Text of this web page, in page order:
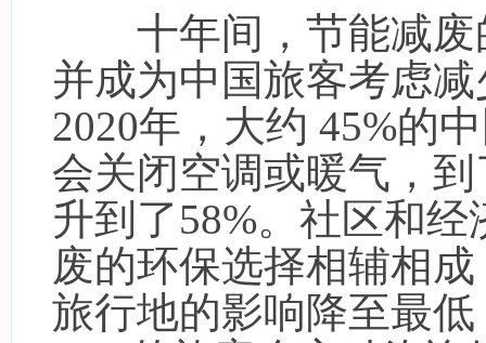
十年间，节能减废
并成为中国旅客考虑
2020年，大约 45%的
会关闭空调或暖气，
升到了58%。社区和
废的环保选择相辅相
旅行地的影响降至最